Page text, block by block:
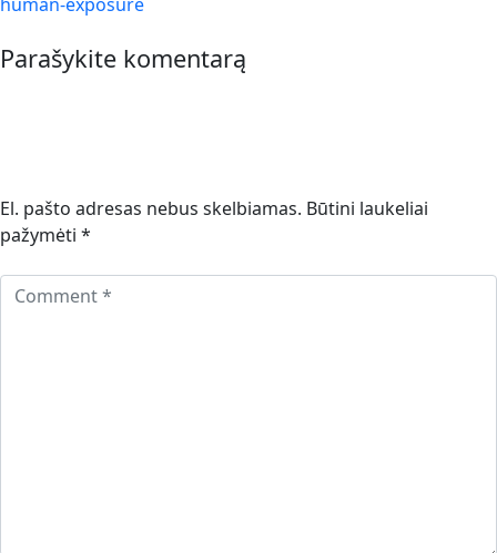
Parašykite komentarą
El. pašto adresas nebus skelbiamas. Būtini laukeliai
pažymėti *